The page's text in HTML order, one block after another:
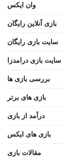
وان ایکس
بازی آنلاین رایگان
سایت بازی رایگان
سایت بازی درامدزا
بررسی بازی ها
بازی های برتر
درآمد از بازی
بازی های ایکس
مقالات بازی